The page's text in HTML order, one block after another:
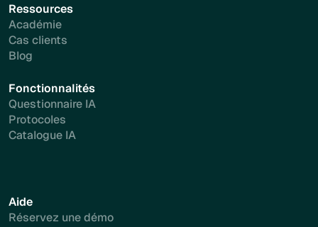
Ressources
Académie
Cas clients
Blog
Fonctionnalités
Questionnaire IA
Protocoles
Catalogue IA
Aide
Réservez une démo